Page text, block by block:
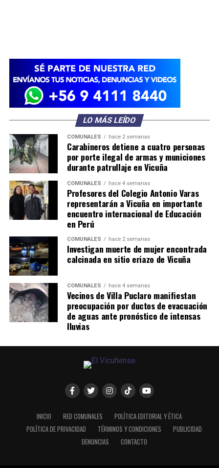
LO MÁS LEÍDO
COMUNALES hace 2 semanas
Carabineros detiene a cuatro personas
por porte ilegal de armas y municiones
durante patrullaje en Vicuña
COMUNALES hace 4 semanas
Profesores del Colegio Antonio Varas
representarán a Vicuña en importante
encuentro internacional de Educación
en Perú
COMUNALES hace 2 semanas
Investigan muerte de mujer encontrada
calcinada en sitio eriazo de Vicuña
COMUNALES hace 4 semanas
Vecinos de Villa Puclaro manifiestan
preocupación por ductos de evacuación
de aguas ante pronóstico de intensas
lluvias
INICIO RED COMUNALES
POLÍTICA EDITORIAL Y ÉTICA
POLÍTICA DE PRIVACIDAD
TÉRMINOS Y CONDICIONES
PUBLICIDAD
DENUNCIAS
CONTACTO